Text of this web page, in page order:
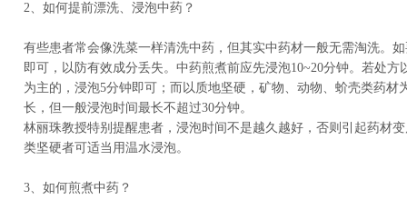
2、如何提前漂洗、浸泡中药？
有些患者常会像洗菜一样清洗中药，但其实中药材一般无需淘洗。
即可，以防有效成分丢失。中药煎煮前应先浸泡10~20分钟。若处方
为主的，浸泡5分钟即可；而以质地坚硬，矿物、动物、蚧壳类药材
长，但一般浸泡时间最长不超过30分钟。
林丽珠教授特别提醒患者，浸泡时间不是越久越好，否则引起药材
类坚硬者可适当用温水浸泡。
3、如何煎煮中药？